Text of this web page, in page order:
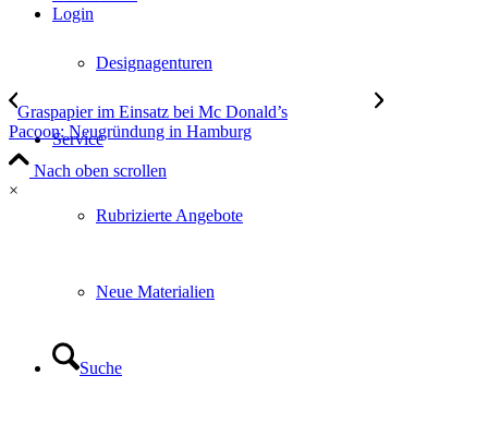
Designagenturen
Service
Rubrizierte Angebote
Neue Materialien
Suche
Login
Graspapier im Einsatz bei Mc Donald’s
Pacoon: Neugründung in Hamburg
Nach oben scrollen
×